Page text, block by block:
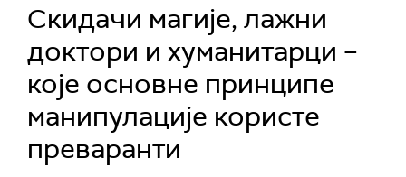
Скидачи магије, лажни
доктори и хуманитарци –
које основне принципе
манипулације користе
преваранти